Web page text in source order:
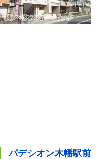
パデシオン木幡駅前